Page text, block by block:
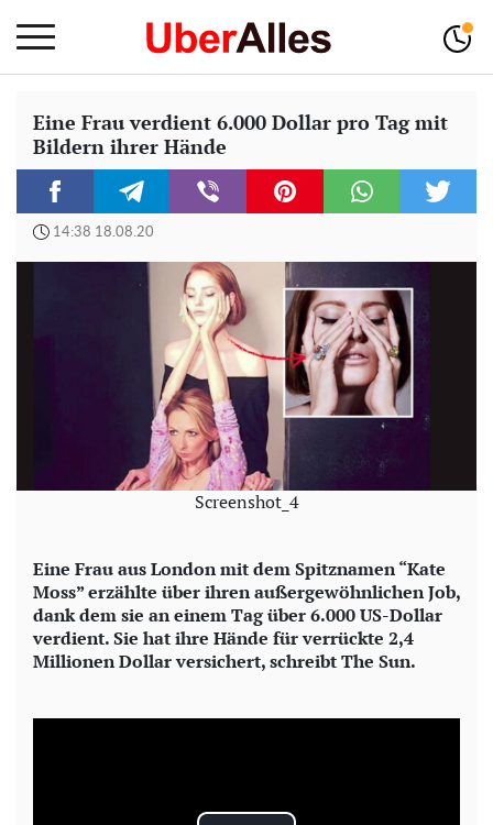
Eine Frau verdient 6.000 Dollar pro Tag mit
Bildern ihrer Hände
14:38 18.08.20
Screenshot_4
Eine Frau aus London mit dem Spitznamen “Kate
Moss” erzählte über ihren außergewöhnlichen Job,
dank dem sie an einem Tag über 6.000 US-Dollar
verdient. Sie hat ihre Hände für verrückte 2,4
Millionen Dollar versichert, schreibt The Sun.